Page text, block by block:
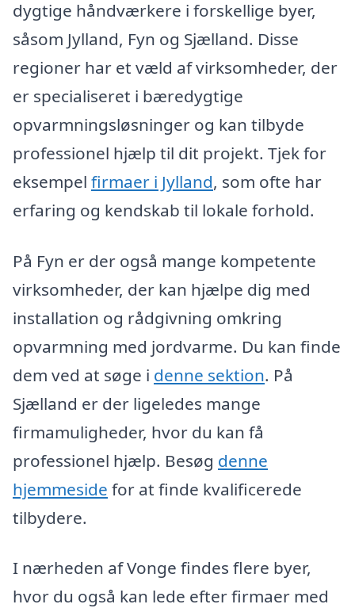
dygtige håndværkere i forskellige byer,
såsom Jylland, Fyn og Sjælland. Disse
regioner har et væld af virksomheder, der
er specialiseret i bæredygtige
opvarmningsløsninger og kan tilbyde
professionel hjælp til dit projekt. Tjek for
eksempel firmaer i Jylland, som ofte har
erfaring og kendskab til lokale forhold.
På Fyn er der også mange kompetente
virksomheder, der kan hjælpe dig med
installation og rådgivning omkring
opvarmning med jordvarme. Du kan finde
dem ved at søge i denne sektion. På
Sjælland er der ligeledes mange
firmamuligheder, hvor du kan få
professionel hjælp. Besøg denne
hjemmeside for at finde kvalificerede
tilbydere.
I nærheden af Vonge findes flere byer,
hvor du også kan lede efter firmaer med